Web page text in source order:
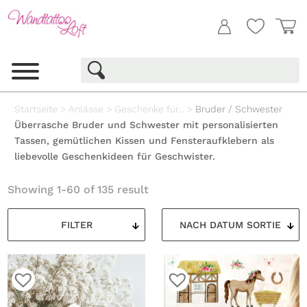
Startseite > Anlässe > Geschenke für... > Bruder / Schwester
Überrasche Bruder und Schwester mit personalisierten
Tassen, gemütlichen Kissen und Fensteraufklebern als
liebevolle Geschenkideen für Geschwister.
FILTER
Showing 1-60 of 135 result